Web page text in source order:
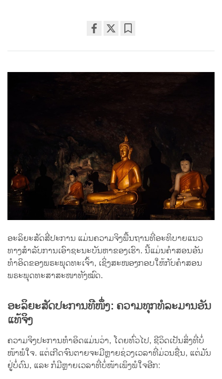
on
ອະລິຍະສັດສີ່ປະການ ແມ່ນຄວາມຈິງພື້ນຖານທີ່ອະທິບາຍແນວ
ທາງສຳລັບການເອົາຊະນະບັນຫາຂອງເຮົາ. ນີ້ແມ່ນຄຳສອນອັນ
ທຳອິດຂອງພຣະພຸດທະເຈົ້າ, ເຊິ່ງສະໜອງກອບໃຫ້ກັບຄຳສອນ
ພຣະພຸດທະສາສະໜາທັງໝົດ.
ອະລິຍະສັດປະການທີໜຶ່ງ: ຄວາມທຸກທໍລະມານອັນ
ແທ້ຈິງ
ຄວາມຈິງປະການທຳອິດແມ່ນວ່າ, ໂດຍທົ່ວໄປ, ຊີວິດເປັນສິ່ງທີ່ບໍ່
ໜ້າພໍໃຈ. ແຕ່ເກີດຈົນຕາຍຈະມີຫຼາຍຊ່ວງເວລາທີ່ມ່ວນຊື່ນ, ແຕ່ມັນ
ຢູ່ບໍ່ດົນ, ແລະ ກໍມີຫຼາຍເວລາທີ່ບໍ່ໜ້າເພິງພໍໃຈອີກ: